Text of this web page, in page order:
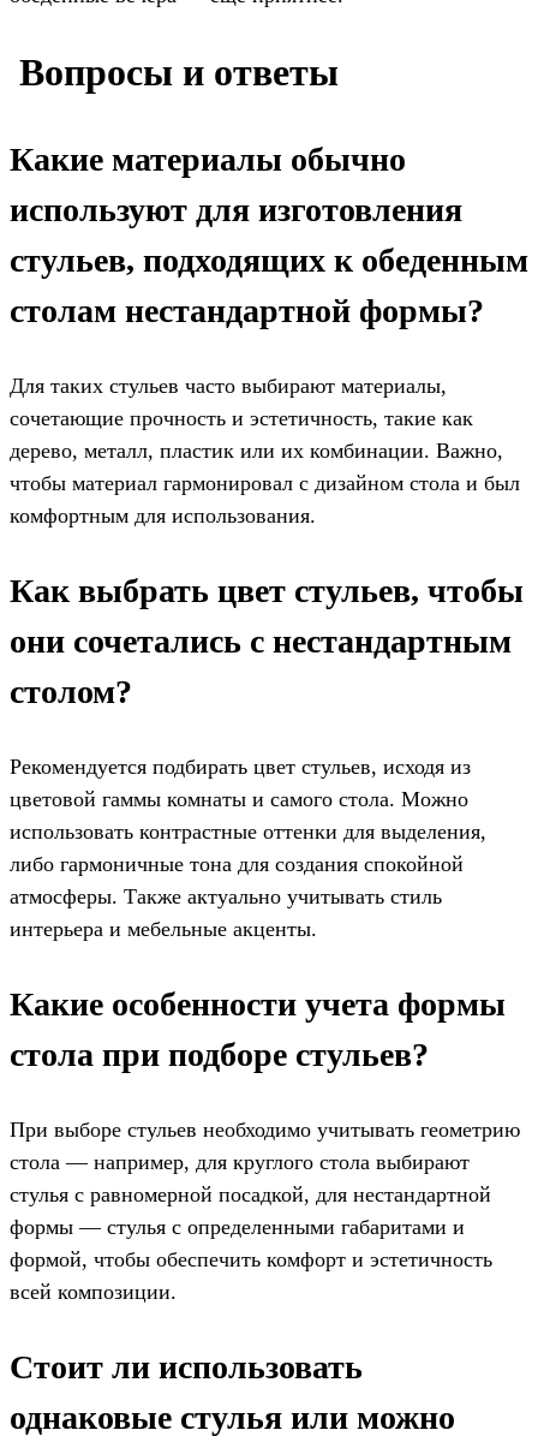
️ Вопросы и ответы
Какие материалы обычно
используют для изготовления
стульев, подходящих к обеденным
столам нестандартной формы?
Для таких стульев часто выбирают материалы,
сочетающие прочность и эстетичность, такие как
дерево, металл, пластик или их комбинации. Важно,
чтобы материал гармонировал с дизайном стола и был
комфортным для использования.
Как выбрать цвет стульев, чтобы
они сочетались с нестандартным
столом?
Рекомендуется подбирать цвет стульев, исходя из
цветовой гаммы комнаты и самого стола. Можно
использовать контрастные оттенки для выделения,
либо гармоничные тона для создания спокойной
атмосферы. Также актуально учитывать стиль
интерьера и мебельные акценты.
Какие особенности учета формы
стола при подборе стульев?
При выборе стульев необходимо учитывать геометрию
стола — например, для круглого стола выбирают
стулья с равномерной посадкой, для нестандартной
формы — стулья с определенными габаритами и
формой, чтобы обеспечить комфорт и эстетичность
всей композиции.
Стоит ли использовать
однаковые стулья или можно